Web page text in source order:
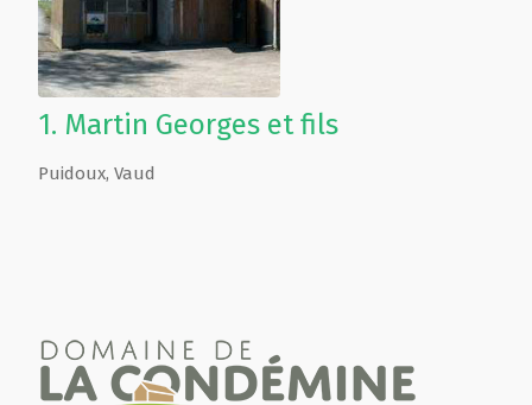
1. Martin Georges et fils
Puidoux, Vaud